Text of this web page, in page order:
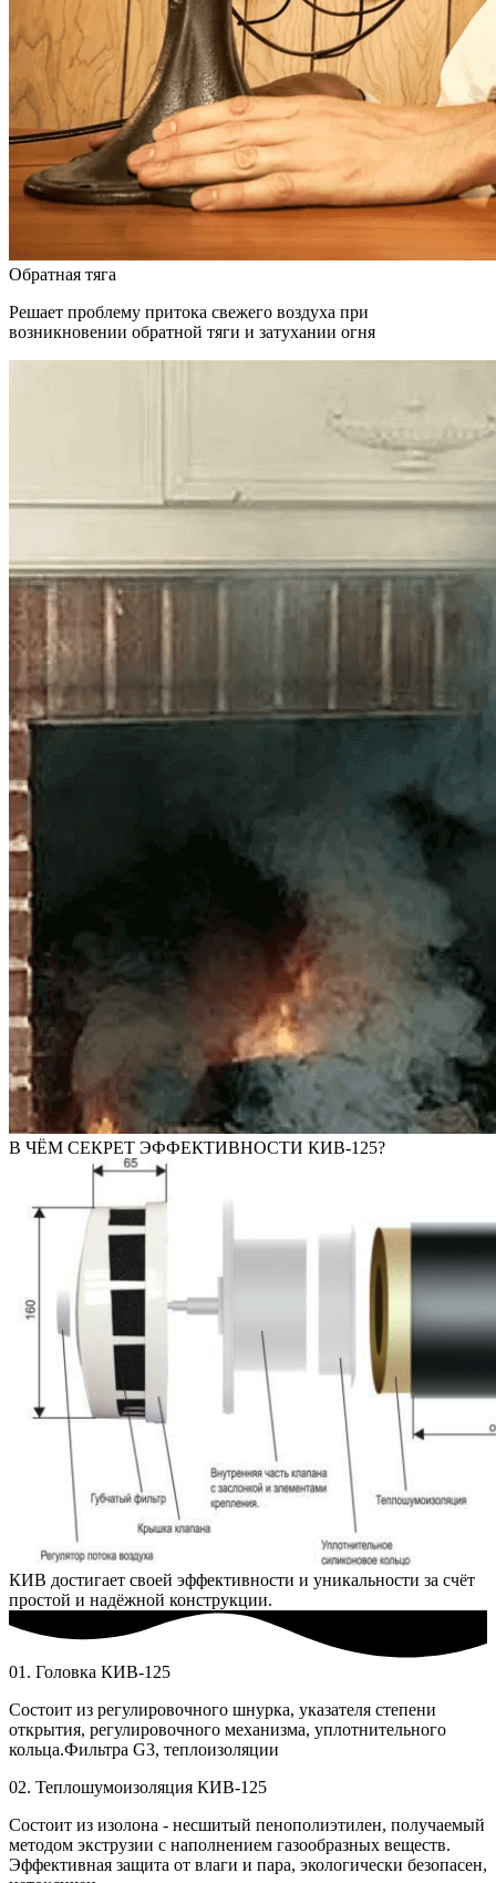
Обратная тяга
Решает проблему притока свежего воздуха при
возникновении обратной тяги и затухании огня
В ЧЁМ СЕКРЕТ ЭФФЕКТИВНОСТИ КИВ-125?
КИВ достигает своей эффективности и уникальности за счёт
простой и надёжной конструкции.
01. Головка КИВ-125
Состоит из регулировочного шнурка, указателя степени
открытия, регулировочного механизма, уплотнительного
кольца.Фильтра G3, теплоизоляции
02. Теплошумоизоляция КИВ-125
Состоит из изолона - несшитый пенополиэтилен, получаемый
методом экструзии с наполнением газообразных веществ.
Эффективная защита от влаги и пара, экологически безопасен,